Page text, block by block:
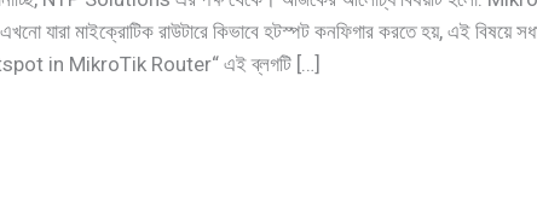
মাইক্রোটিক রাউটারে কিভাবে হটস্পট কনফিগার করতে হয়, এই বিষয়ে
in MikroTik Router“ এই ব্লগটি […]